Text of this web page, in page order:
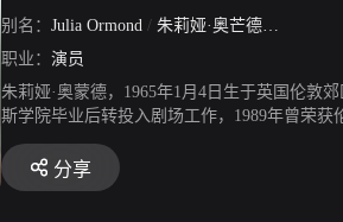
别名： Julia Ormond / 朱莉娅·奥芒德 /Julia
职业： 演员
朱莉娅·奥蒙德，1965年1月4日生于英国伦敦
斯学院毕业后转投入剧场工作，1989年曾荣
分享